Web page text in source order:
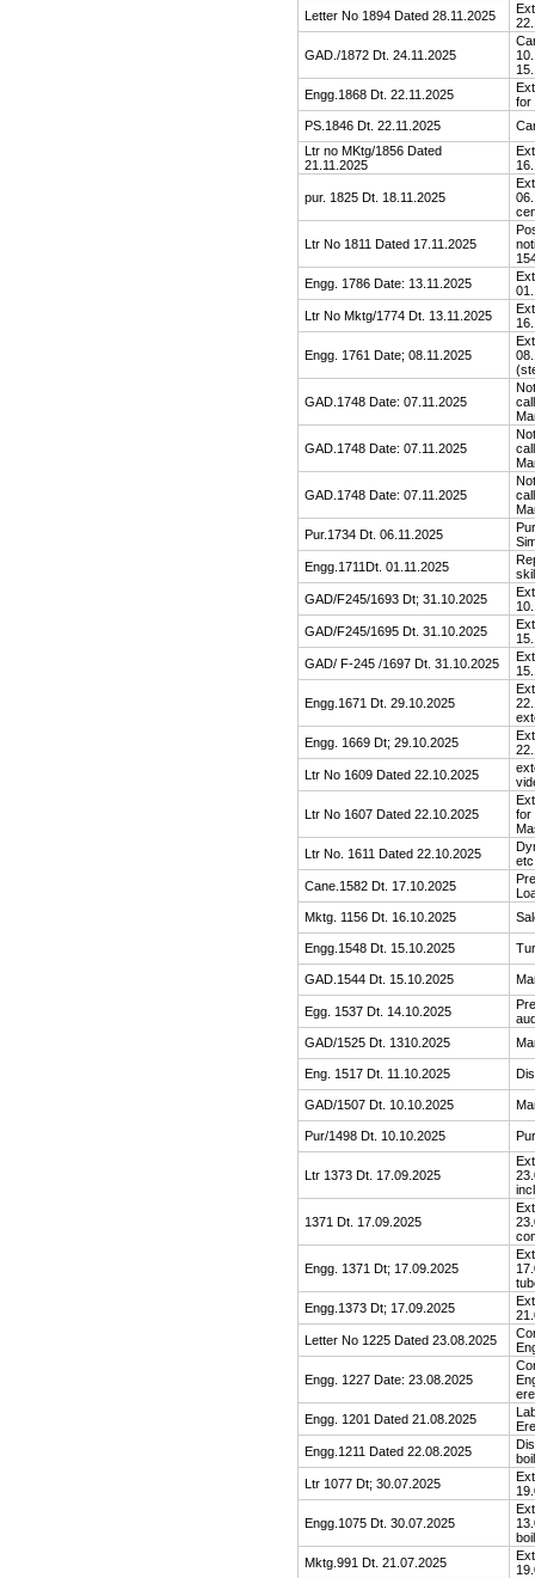
Letter No 1894 Dated 28.11.2025
GAD./1872 Dt. 24.11.2025
Engg.1868 Dt. 22.11.2025
for
PS.1846 Dt. 22.11.2025
Ltr no MKtg/1856 Dated
21.11.2025
pur. 1825 Dt. 18.11.2025
Ltr No 1811 Dated 17.11.2025
Engg. 1786 Date: 13.11.2025
Ltr No Mktg/1774 Dt. 13.11.2025
Engg. 1761 Date; 08.11.2025
GAD.1748 Date: 07.11.2025
GAD.1748 Date: 07.11.2025
GAD.1748 Date: 07.11.2025
Pur.1734 Dt. 06.11.2025
Engg.1711Dt. 01.11.2025
GAD/F245/1693 Dt; 31.10.2025
GAD/F245/1695 Dt. 31.10.2025
GAD/ F-245 /1697 Dt. 31.10.2025
Engg.1671 Dt. 29.10.2025
Engg. 1669 Dt; 29.10.2025
Ltr No 1609 Dated 22.10.2025
Ltr No 1607 Dated 22.10.2025
for
Ltr No. 1611 Dated 22.10.2025
Cane.1582 Dt. 17.10.2025
Mktg. 1156 Dt. 16.10.2025
Engg.1548 Dt. 15.10.2025
GAD.1544 Dt. 15.10.2025
Egg. 1537 Dt. 14.10.2025
GAD/1525 Dt. 1310.2025
Eng. 1517 Dt. 11.10.2025
GAD/1507 Dt. 10.10.2025
Pur/1498 Dt. 10.10.2025
Ltr 1373 Dt. 17.09.2025
1371 Dt. 17.09.2025
Engg. 1371 Dt; 17.09.2025
Engg.1373 Dt; 17.09.2025
Letter No 1225 Dated 23.08.2025
Engg. 1227 Date: 23.08.2025
Engg. 1201 Dated 21.08.2025
Engg.1211 Dated 22.08.2025
Ltr 1077 Dt; 30.07.2025
Engg.1075 Dt. 30.07.2025
Mktg.991 Dt. 21.07.2025